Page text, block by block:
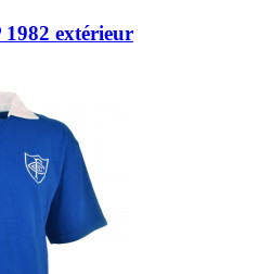
extérieur